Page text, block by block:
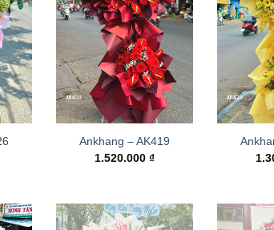
Ankhang – AK419
1.520.000₫